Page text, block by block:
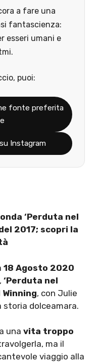
a fare una
fantascienza:
esseri umani e
puoi:
fonte preferita
Instagram
‘Perduta nel
2017; scopri la
18 Agosto 2020
‘Perduta nel
Winning, con Julie
storia dolceamara.
una vita troppo
ma il
viaggio alla